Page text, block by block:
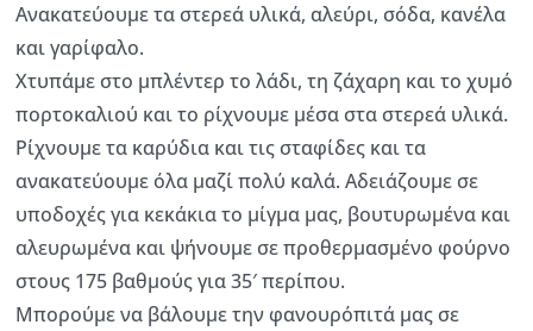
Ανακατεύουμε τα στερεά υλικά, αλεύρι, σόδα, κανέλα
και γαρίφαλο.
Χτυπάμε στο μπλέντερ το λάδι, τη ζάχαρη και το χυμό
πορτοκαλιού και το ρίχνουμε μέσα στα στερεά υλικά.
Ρίχνουμε τα καρύδια και τις σταφίδες και τα
ανακατεύουμε όλα μαζί πολύ καλά. Αδειάζουμε σε
υποδοχές για κεκάκια το μίγμα μας, βουτυρωμένα και
αλευρωμένα και ψήνουμε σε προθερμασμένο φούρνο
στους 175 βαθμούς για 35′ περίπου.
Μπορούμε να βάλουμε την φανουρόπιτά μας σε